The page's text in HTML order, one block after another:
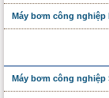
Máy bơm công nghiệp
Máy bơm công nghiệp